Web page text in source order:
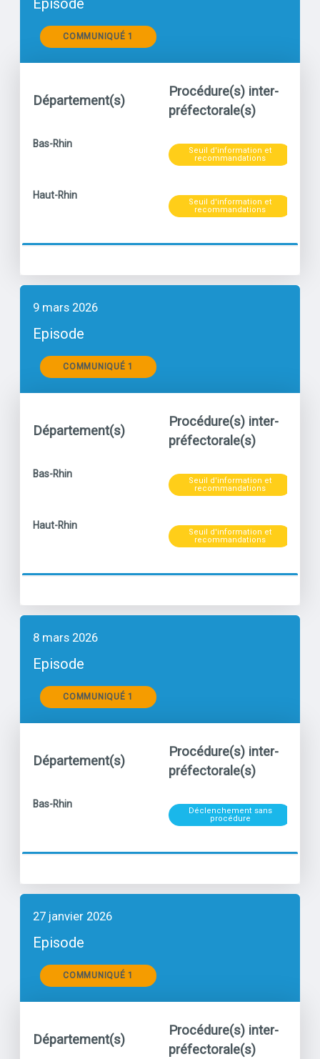
Episode
Communiqués
COMMUNIQUÉ 1
Département(s)
Procédure(s) inter-
préfectorale(s)
titre
Bas-Rhin
Niveau
Seuil d'information et
recommandations
titre
Haut-Rhin
Niveau
Seuil d'information et
recommandations
9 mars 2026
Episode
Communiqués
COMMUNIQUÉ 1
Département(s)
Procédure(s) inter-
préfectorale(s)
titre
Bas-Rhin
Niveau
Seuil d'information et
recommandations
titre
Haut-Rhin
Niveau
Seuil d'information et
recommandations
8 mars 2026
Episode
Communiqués
COMMUNIQUÉ 1
Département(s)
Procédure(s) inter-
préfectorale(s)
titre
Bas-Rhin
Niveau
Déclenchement sans
procédure
27 janvier 2026
Episode
Communiqués
COMMUNIQUÉ 1
Département(s)
Procédure(s) inter-
préfectorale(s)